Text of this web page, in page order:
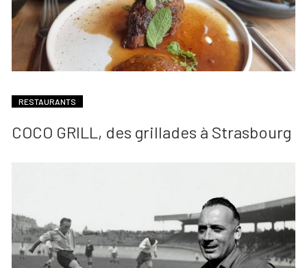
RESTAURANTS
COCO GRILL, des grillades à Strasbourg